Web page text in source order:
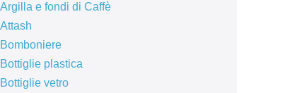
Argilla e fondi di Caffè
Attash
Bomboniere
Bottiglie plastica
Bottiglie vetro